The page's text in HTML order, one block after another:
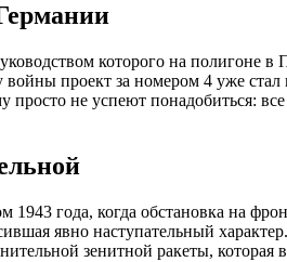
которого на
проект за номером 4 уже
просто не успеют
года, когда обстановка на
явно наступательный
зенитной ракеты,